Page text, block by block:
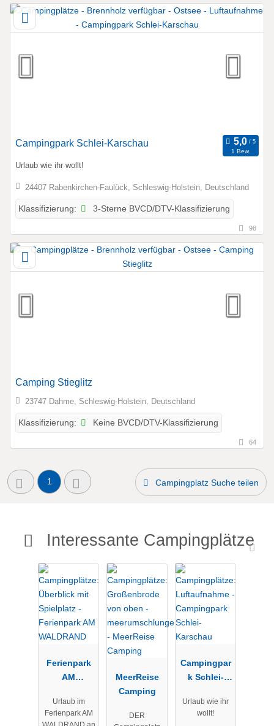
Campingpark Schlei-Karschau
1 Bew.
Urlaub wie ihr wollt!
24407 Rabenkirchen-Faulück, Schleswig-Holstein, Deutschland
Klassifizierung: 3-Sterne BVCD/DTV-Klassifizierung
98
Camping Stieglitz
23747 Dahme, Schleswig-Holstein, Deutschland
Klassifizierung: Keine BVCD/DTV-Klassifizierung
64
1 Campingplatz Suche teilen
Interessante Campingplätze
Ferienpark
AM
Urlaub im
Ferienpark AM
MeerReise
Camping
DER
Campingpar
k Schlei-
Urlaub wie ihr
wollt!